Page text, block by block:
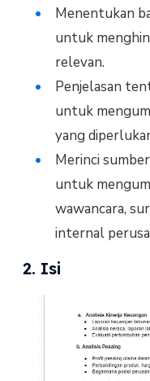
Menentukan
untuk
relevan.
Penjelasan
untuk
yang
Merinci
untuk
wawancara,
internal
2. Isi